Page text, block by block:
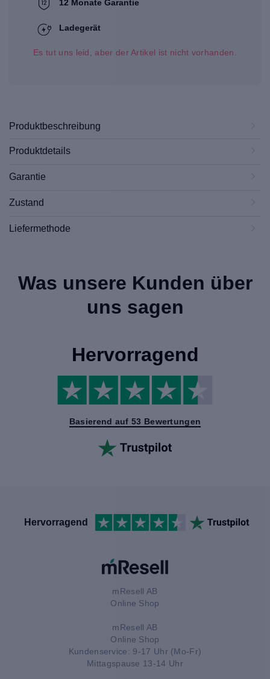
12 Monate Garantie
Ladegerät
Es tut uns leid, aber der Artikel ist nicht vorhanden.
Produktbeschreibung
Produktdetails
Garantie
Zustand
Liefermethode
Was unsere Kunden über
uns sagen
Hervorragend
Basierend auf 53 Bewertungen
Hervorragend
mResell AB
Online Shop
mResell AB
Online Shop
Kundenservice: 9-17 Uhr (Mo-Fr)
Mittagspause 13-14 Uhr